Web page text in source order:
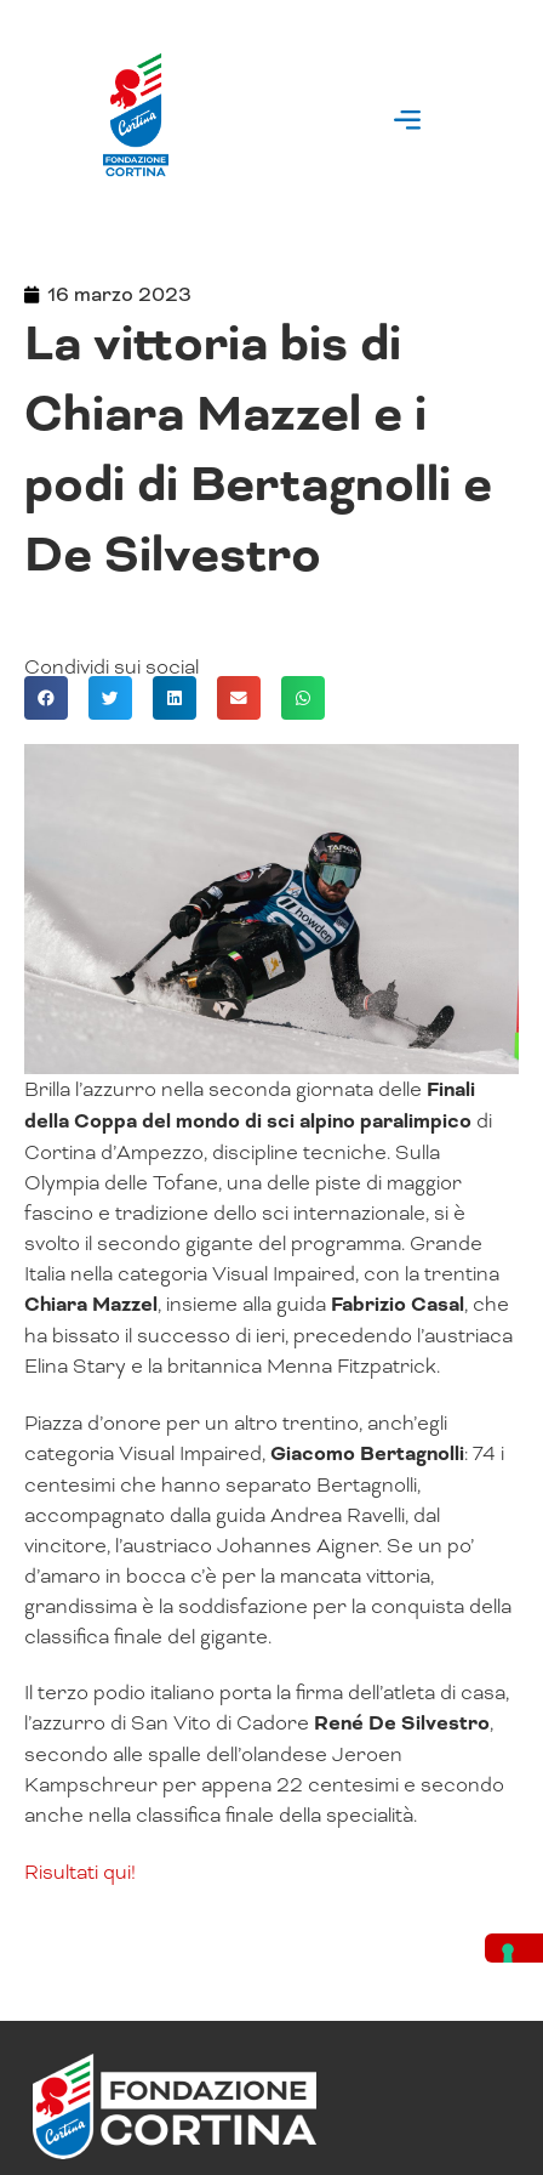
16 marzo 2023
La vittoria bis di
Chiara Mazzel e i
podi di Bertagnolli e
De Silvestro
Condividi sui social
Brilla l’azzurro nella seconda giornata delle Finali
della Coppa del mondo di sci alpino paralimpico di
Cortina d’Ampezzo, discipline tecniche. Sulla
Olympia delle Tofane, una delle piste di maggior
fascino e tradizione dello sci internazionale, si è
svolto il secondo gigante del programma. Grande
Italia nella categoria Visual Impaired, con la trentina
Chiara Mazzel, insieme alla guida Fabrizio Casal, che
ha bissato il successo di ieri, precedendo l’austriaca
Elina Stary e la britannica Menna Fitzpatrick.
Piazza d’onore per un altro trentino, anch’egli
categoria Visual Impaired,Giacomo Bertagnolli: 74 i
centesimi che hanno separato Bertagnolli,
accompagnato dalla guida Andrea Ravelli, dal
vincitore, l’austriaco Johannes Aigner. Se un po’
d’amaro in bocca c’è per la mancata vittoria,
grandissima è la soddisfazione per la conquista della
classifica finale del gigante.
Il terzo podio italiano porta la firma dell’atleta di casa,
l’azzurro di San Vito di Cadore René De Silvestro,
secondo alle spalle dell’olandese Jeroen
Kampschreur per appena 22 centesimi e secondo
anche nella classifica finale della specialità.
Risultati qui!